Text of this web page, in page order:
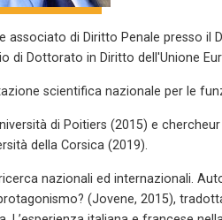
associato di Diritto Penale presso il
di Dottorato in Diritto dell'Unione
scientifica nazionale per le
di Poitiers (2015) e
della Corsica (2019).
nazionali ed internazionali.
(Jovene, 2015),